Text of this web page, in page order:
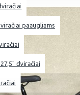
paaugliams
dviračiai